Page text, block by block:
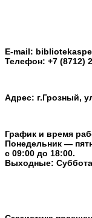
E-mail:
Телефон: +7 (8712)
Адрес: г.Грозный,
График и время
Понедельник —
с 09:00 до 18:00.
Выходные: